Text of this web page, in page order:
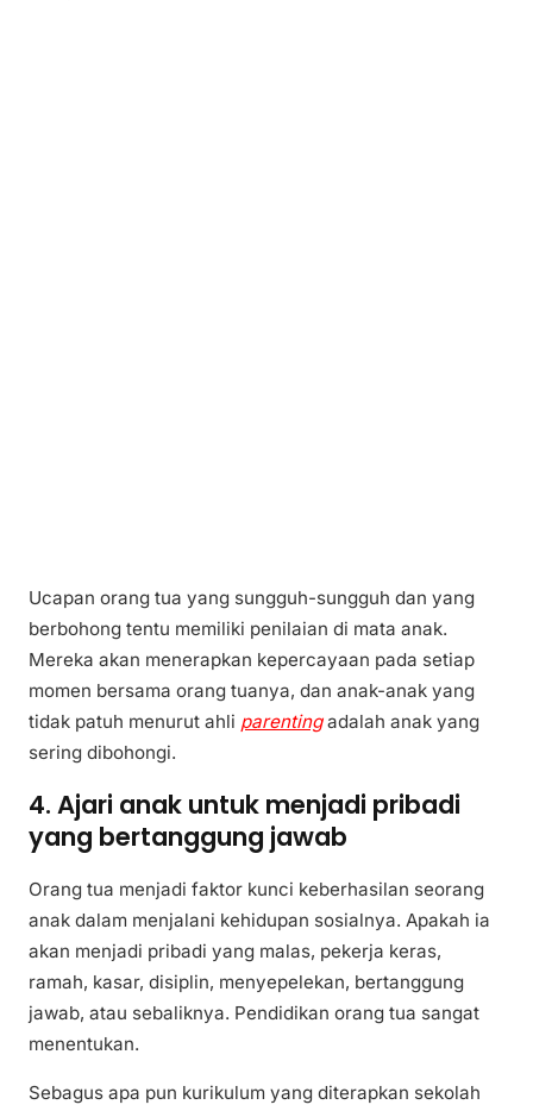
Ucapan orang tua yang sungguh-sungguh dan yang
berbohong tentu memiliki penilaian di mata anak.
Mereka akan menerapkan kepercayaan pada setiap
momen bersama orang tuanya, dan anak-anak yang
tidak patuh menurut ahli parentingadalah anak yang
sering dibohongi.
4. Ajari anak untuk menjadi pribadi
yang bertanggung jawab
Orang tua menjadi faktor kunci keberhasilan seorang
anak dalam menjalani kehidupan sosialnya. Apakah ia
akan menjadi pribadi yang malas, pekerja keras,
ramah, kasar, disiplin, menyepelekan, bertanggung
jawab, atau sebaliknya. Pendidikan orang tua sangat
menentukan.
Sebagus apa pun kurikulum yang diterapkan sekolah